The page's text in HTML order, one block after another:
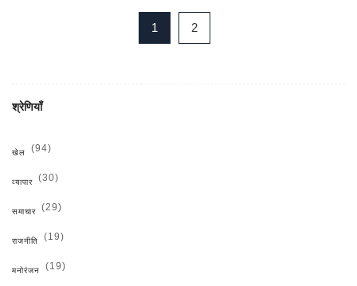
1 2
श्रेणियाँ
खेल (94)
व्यापार (30)
समाचार (29)
राजनीति (19)
मनोरंजन (19)